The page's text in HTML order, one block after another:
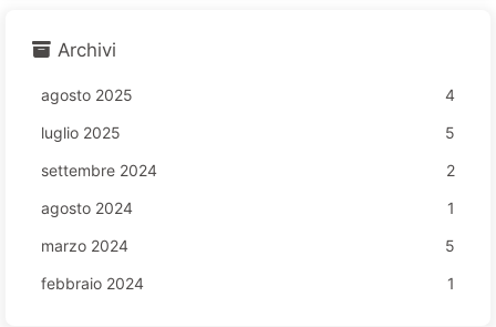
Archivi
agosto 2025
4
luglio 2025
5
settembre 2024
2
agosto 2024
1
marzo 2024
5
febbraio 2024
1